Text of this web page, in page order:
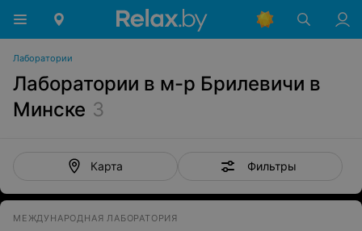
Лаборатории
Лаборатории в м-р Брилевичи в
Минске 3
Карта Фильтры
МЕЖДУНАРОДНАЯ ЛАБОРАТОРИЯ